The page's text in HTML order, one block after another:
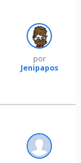
por
Jenipapos